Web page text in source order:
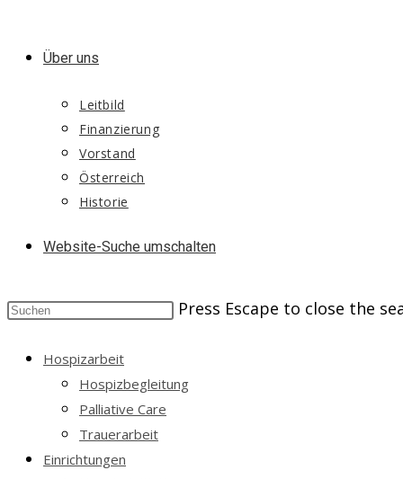
Über uns
Leitbild
Finanzierung
Vorstand
Österreich
Historie
Website-Suche umschalten
Press Escape to close the
Hospizarbeit
Hospizbegleitung
Palliative Care
Trauerarbeit
Einrichtungen